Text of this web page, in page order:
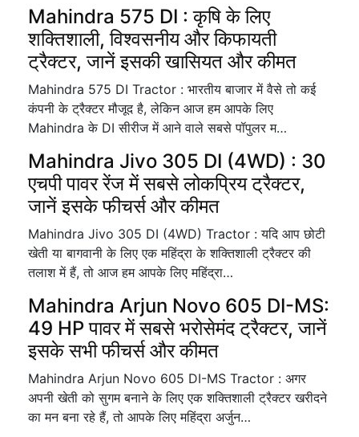
Mahindra 575 DI : कृषि के लिए
शक्तिशाली, विश्वसनीय और किफायती
ट्रैक्टर, जानें इसकी खासियत और कीमत
Mahindra 575 DI Tractor : भारतीय बाजार में वैसे तो कई
कंपनी के ट्रैक्टर मौजूद है, लेकिन आज हम आपके लिए
Mahindra के DI सीरीज में आने वाले सबसे पॉपुलर म…
Mahindra Jivo 305 DI (4WD) : 30
एचपी पावर रेंज में सबसे लोकप्रिय ट्रैक्टर,
जानें इसके फीचर्स और कीमत
Mahindra Jivo 305 DI (4WD) Tractor : यदि आप छोटी
खेती या बागवानी के लिए एक महिंद्रा के शक्तिशाली ट्रैक्टर की
तलाश में हैं, तो आज हम आपके लिए महिंद्रा…
Mahindra Arjun Novo 605 DI-MS:
49 HP पावर में सबसे भरोसेमंद ट्रैक्टर, जानें
इसके सभी फीचर्स और कीमत
Mahindra Arjun Novo 605 DI-MS Tractor : अगर
अपनी खेती को सुगम बनाने के लिए एक शक्तिशाली ट्रैक्टर खरीदने
का मन बना रहे हैं, तो आपके लिए महिंद्रा अर्जुन…